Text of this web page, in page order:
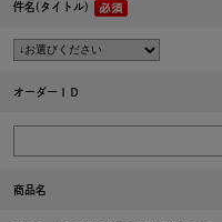
件名(タイトル)
オーダーＩＤ
商品名